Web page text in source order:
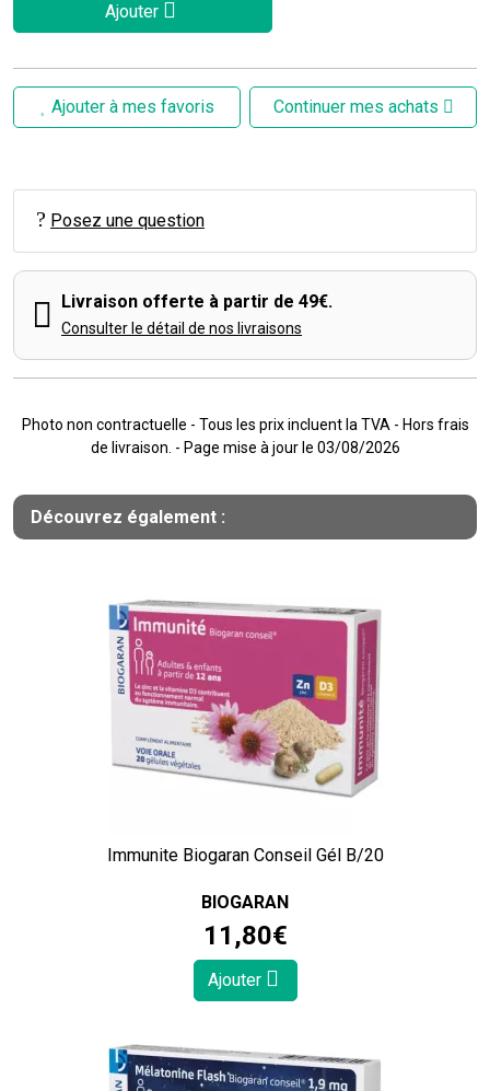
Ajouter
Ajouter à mes favoris Continuer mes achats
Posez une question
Livraison offerte à partir de 49€.
Consulter le détail de nos livraisons
Photo non contractuelle - Tous les prix incluent la TVA - Hors frais
de livraison. - Page mise à jour le 03/08/2026
Découvrez également :
Immunite Biogaran Conseil Gél B/20
BIOGARAN
11 ,80€
Ajouter